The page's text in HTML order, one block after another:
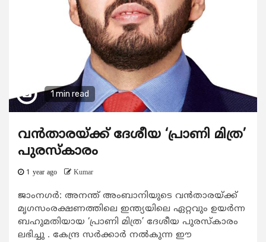
1 min read
വൻതാരയ്ക്ക് ദേശീയ ‘പ്രാണി മിത്ര’
പുരസ്‌കാരം
1 year ago Kumar
ജാംനഗർ: അനന്ത് അംബാനിയുടെ വൻതാരയ്ക്ക്
മൃഗസംരക്ഷണത്തിലെ ഇന്ത്യയിലെ ഏറ്റവും ഉയർന്ന
ബഹുമതിയായ ‘പ്രാണി മിത്ര’ ദേശീയ പുരസ്‌കാരം
ലഭിച്ചു . കേന്ദ്ര സർക്കാർ നൽകുന്ന ഈ